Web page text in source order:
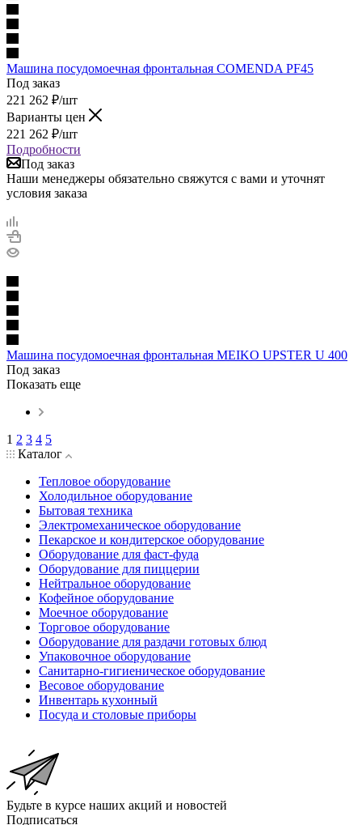
Машина посудомоечная фронтальная COMENDA PF45
Под заказ
221 262 ₽/шт
Варианты цен
221 262 ₽/шт
Подробности
Под заказ
Наши менеджеры обязательно свяжутся с вами и уточнят
условия заказа
Машина посудомоечная фронтальная MEIKO UPSTER U 400
Под заказ
Показать еще
1 2 3 4 5
Каталог
Тепловое оборудование
Холодильное оборудование
Бытовая техника
Электромеханическое оборудование
Пекарское и кондитерское оборудование
Оборудование для фаст-фуда
Оборудование для пиццерии
Нейтральное оборудование
Кофейное оборудование
Моечное оборудование
Торговое оборудование
Оборудование для раздачи готовых блюд
Упаковочное оборудование
Санитарно-гигиеническое оборудование
Весовое оборудование
Инвентарь кухонный
Посуда и столовые приборы
Будьте в курсе наших акций и новостей
Подписаться